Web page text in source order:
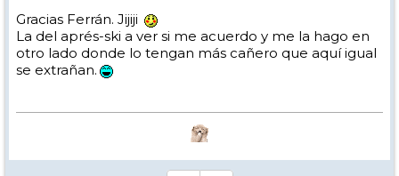
Gracias Ferrán. Jijiji
La del aprés-ski a ver si me acuerdo y me la hago en
otro lado donde lo tengan más cañero que aquí igual
se extrañan.